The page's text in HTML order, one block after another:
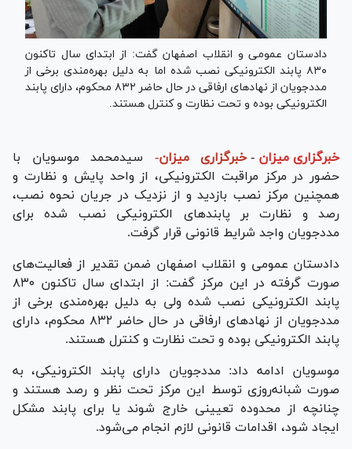
دادستان عمومی و انقلاب اصفهان گفت: از ابتدای سال تاکنون
۸۳۰ پابند الکترونیکی نصب شده اما به دلیل بهره‌مندی برخی از
مددجویان از نهاد‌های ارفاقی در حال حاضر ۸۳۲ محکوم، دارای پابند
الکترونیکی بوده و تحت نظارت و کنترل هستند.
خبرگزاری میزان - خبرگزاری میزان- سیدمحمد موسویان با
حضور در مرکز مراقبت الکترونیکی، از واحد پایش و نظارت و
همچنین مرکز نصب بازدید و از نزدیک در جریان نحوه نصب،
رصد و نظارت بر پابند‌های الکترونیکی نصب شده برای
مددجویان واجد شرایط قانونی قرار گرفت.
دادستان عمومی و انقلاب اصفهان ضمن تقدیر از فعالیت‌های
صورت گرفته در این مرکز گفت: از ابتدای سال تاکنون ۸۳۰
پابند الکترونیکی نصب شده ولی به دلیل بهره‌مندی برخی از
مددجویان از نهاد‌های ارفاقی در حال حاضر ۸۳۲ محکوم، دارای
پابند الکترونیکی بوده و تحت نظارت و کنترل هستند.
موسویان ادامه داد: مددجویان دارای پابند الکترونیکی، به
صورت شبانه‌روزی توسط این مرکز تحت نظر و رصد هستند و
چنانچه از محدوده تعیینی خارج شوند یا برای پابند مشکل
ایجاد شود، اقدامات قانونی لازم انجام می‌شود.